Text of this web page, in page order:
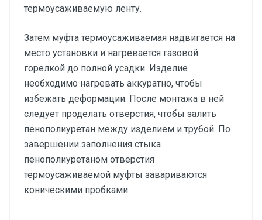
термоусаживаемую ленту.
Затем муфта термоусаживаемая надвигается на
место установки и нагревается газовой
горелкой до полной усадки. Изделие
необходимо нагревать аккуратно, чтобы
избежать деформации. После монтажа в ней
следует проделать отверстия, чтобы залить
пенополиуретан между изделием и трубой. По
завершении заполнения стыка
пенополиуретаном отверстия
термоусаживаемой муфты завариваются
коническими пробками.